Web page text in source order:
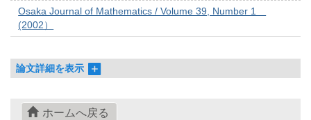
Osaka Journal of Mathematics / Volume 39, Number 1
(2002）
論文詳細を表示
ホームへ戻る